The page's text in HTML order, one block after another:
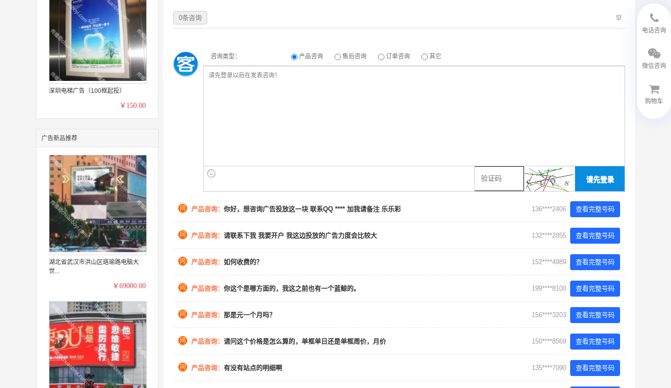
深圳电梯广告（100框起投）
￥150.00
广告新品推荐
湖北省武汉市洪山区珞瑜路电脑大
世...
￥69000.00
早
0条咨询
咨询类型： 产品咨询 售后咨询 订单咨询 其它
请先登录
问 产品咨询： 你好，想咨询广告投放这一块 联系QQ **** 加我请备注 乐乐彩 136****2406 查看完整号码
问 产品咨询： 请联系下我 我要开户 我这边投放的广告力度会比较大 132****2855 查看完整号码
问 产品咨询： 如何收费的？ 152****4989 查看完整号码
问 产品咨询： 你这个是哪方面的，我这之前也有一个蓝鲸的。 199****8100 查看完整号码
问 产品咨询： 那是元一个月吗？ 156****3203 查看完整号码
问 产品咨询： 请问这个价格是怎么算的，单框单日还是单框周价，月价 150****8569 查看完整号码
问 产品咨询： 有没有站点的明细啊 135****7090 查看完整号码
电话咨询
微信咨询
购物车